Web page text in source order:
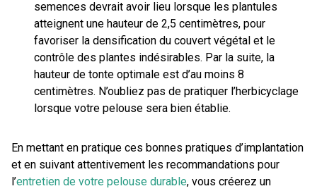
semences devrait avoir lieu lorsque les plantules
atteignent une hauteur de 2,5 centimètres, pour
favoriser la densification du couvert végétal et le
contrôle des plantes indésirables. Par la suite, la
hauteur de tonte optimale est d’au moins 8
centimètres. N’oubliez pas de pratiquer l’herbicyclage
lorsque votre pelouse sera bien établie.
En mettant en pratique ces bonnes pratiques d’implantation
et en suivant attentivement les recommandations pour
l’entretien de votre pelouse durable, vous créerez un